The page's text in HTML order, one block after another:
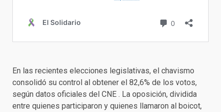
En las recientes elecciones legislativas, el chavismo
consolidó su control al obtener el 82,6% de los votos,
según datos oficiales del CNE . La oposición, dividida
entre quienes participaron y quienes llamaron al boicot,